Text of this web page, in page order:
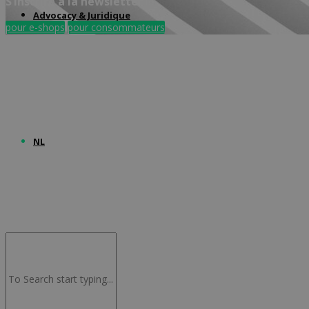
Advocacy & Juridique
NL
pour e-shops pour consommateurs